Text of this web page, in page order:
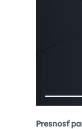
Presnosť